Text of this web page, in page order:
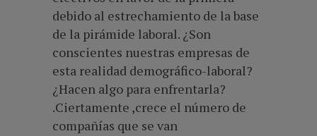
debido al estrechamiento de la base
de la pirámide laboral. ¿Son
conscientes nuestras empresas de
esta realidad demográfico-laboral?
¿Hacen algo para enfrentarla?
.Ciertamente ,crece el número de
compañías que se van